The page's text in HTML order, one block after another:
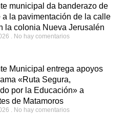
municipal da banderazo de
a la pavimentación de la calle
la colonia Nueva Jerusalén
No hay comentarios
Municipal entrega apoyos
«Ruta Segura,
por la Educación» a
de Matamoros
No hay comentarios